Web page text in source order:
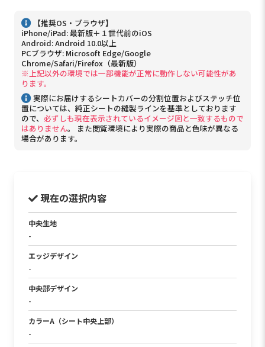
【推奨OS・ブラウザ】
iPhone/iPad: 最新版＋１世代前のiOS
Android: Android 10.0以上
PCブラウザ: Microsoft Edge/Google
Chrome/Safari/Firefox（最新版）
※上記以外の環境では一部機能が正常に動作しない可能性があ
ります。
実際にお届けするシートカバーの分割位置およびステッチ位
置については、純正シートの縫製ラインを基準としております
ので、 必ずしも現在表示されているイメージ図と一致するもので
はありません。 また閲覧環境により実際の商品と色味が異なる
場合があります。
現在の選択内容
中央生地
PVC
エッジデザイン
生地巻きパイピング
中央部デザイン
縦分割
カラーA（シート中央上部）
タンベージュ